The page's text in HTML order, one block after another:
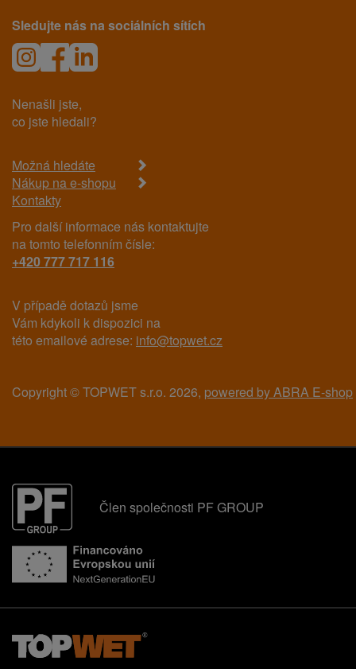
Sledujte nás na sociálních sítích
Nenašli jste,
co jste hledali?
Možná hledáte
Nákup na e-shopu
Kontakty
Pro další informace nás kontaktujte
na tomto telefonním čísle:
+420 777 717 116
V případě dotazů jsme
Vám kdykoli k dispozici na
této emailové adrese: info@topwet.cz
Copyright © TOPWET s.r.o. 2026, powered by ABRA E-shop
Člen společnosti PF GROUP